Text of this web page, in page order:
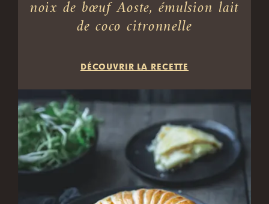
noix de bœuf Aoste, émulsion lait
de coco citronnelle
DÉCOUVRIR LA RECETTE